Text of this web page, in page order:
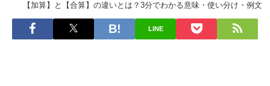
【加算】と【合算】の違いとは？3分でわかる意味・使い分け・例文
LINE